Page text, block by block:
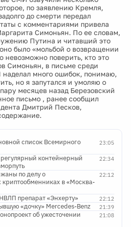
по заявлению Кремля,
до смерти передал
с комментариями привела
Симоньян. По ее словам,
Путина и читавший это
было «мольбой о возвращении
невозможно поверить, кто это
Симоньян, в письме среди
наделал много ошибок, понимаю,
но я запутался и умоляю о
месяцев назад Березовский
письмо , ранее сообщил
Дмитрий Песков,
23:05
список Всемирного
22:34
контейнерный
22:12
по делу о
в «Москва-
22:12
препарат «Энхерту»
21:39
«дочку» Mercedes-Benz
21:08
об ужесточении